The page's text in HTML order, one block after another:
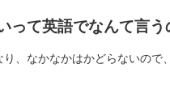
って英語でなんて言う
、なかなかはかどらないので